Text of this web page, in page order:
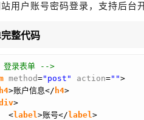
用户账号密码登录，支持后台
整代码
录表单 -->
method="post" action="">
h4>账户信息</ h4>
>
<label >账号</ label >